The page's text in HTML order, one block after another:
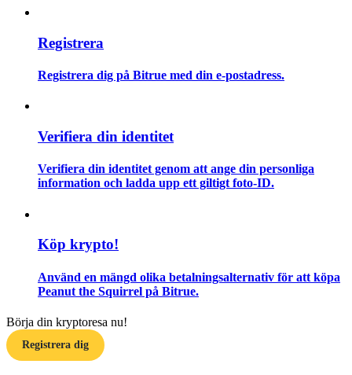
Lär dig hur du håller dig lönsam
Tjäna
Registrera
Registrera dig på Bitrue med din e-postadress.
Verifiera din identitet
Verifiera din identitet genom att ange din personliga
information och ladda upp ett giltigt foto-ID.
Köp krypto!
Använd en mängd olika betalningsalternativ för att köpa
Peanut the Squirrel på Bitrue.
Börja din kryptoresa nu!
Registrera dig